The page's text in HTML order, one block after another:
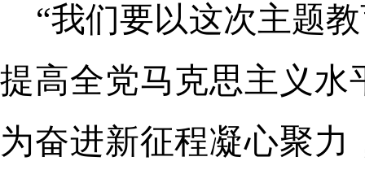
“我们要以这次主题
提高全党马克思主义水
为奋进新征程凝心聚